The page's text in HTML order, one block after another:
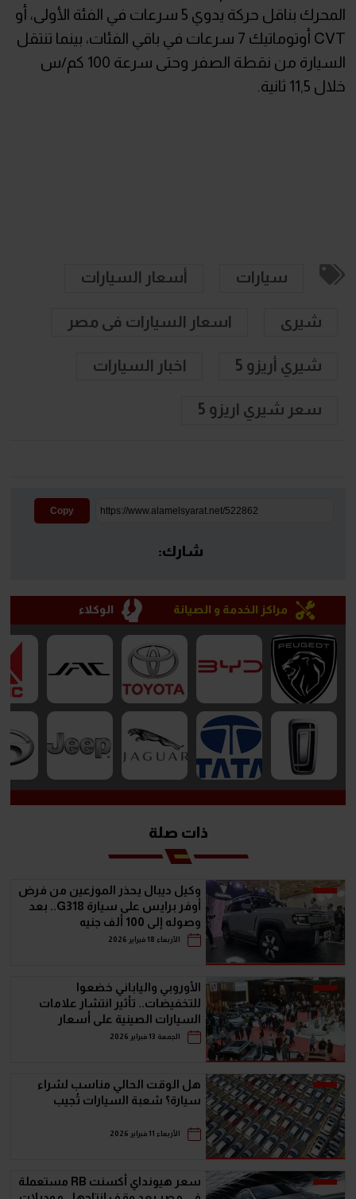
المحرك بناقل حركة يدوي 5 سرعات في الفئة الأولى، أو
CVT أوتوماتيك 7 سرعات في باقي الفئات، بينما تنتقل
السيارة من نقطة الصفر وحتى سرعة 100 كم/س
خلال 11,5 ثانية.
سيارات أسعار السيارات
شيرى اسعار السيارات فى مصر
شيري أريزو 5 اخبار السيارات
سعر شيري اريزو 5
Copy
شارك:
مراكز الخدمة و الصيانة الوكلاء
ذات صلة
وكيل ديبال يحذر الموزعين من فرض
أوفر برايس على سيارة G318.. بعد
وصوله إلى 100 ألف جنيه
الأربعاء 18 فبراير 2026
الأوروبي والياباني خضعوا
للتخفيضات.. تأثير انتشار علامات
السيارات الصينية على أسعار
السيارات في مصر
الجمعة 13 فبراير 2026
هل الوقت الحالي مناسب لشراء
سيارة؟ شعبة السيارات تُجيب
الأربعاء 11 فبراير 2026
سعر هيونداي أكسنت RB مستعملة